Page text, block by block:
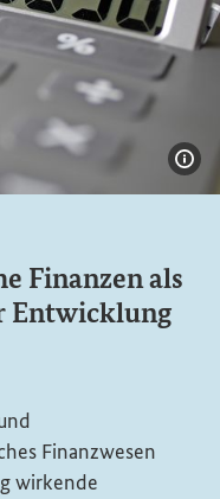
Finanzen als
Entwicklung
Finanzwesen
wirkende